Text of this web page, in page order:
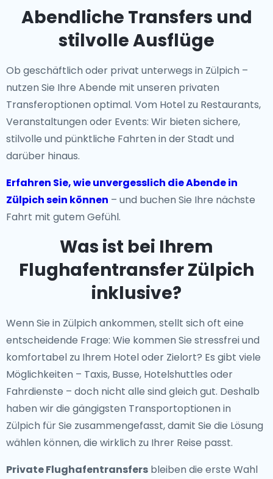
Abendliche Transfers und
stilvolle Ausflüge
Ob geschäftlich oder privat unterwegs in Zülpich –
nutzen Sie Ihre Abende mit unseren privaten
Transferoptionen optimal. Vom Hotel zu Restaurants,
Veranstaltungen oder Events: Wir bieten sichere,
stilvolle und pünktliche Fahrten in der Stadt und
darüber hinaus.
Erfahren Sie, wie unvergesslich die Abende in
Zülpich sein können – und buchen Sie Ihre nächste
Fahrt mit gutem Gefühl.
Was ist bei Ihrem
Flughafentransfer Zülpich
inklusive?
Wenn Sie in Zülpich ankommen, stellt sich oft eine
entscheidende Frage: Wie kommen Sie stressfrei und
komfortabel zu Ihrem Hotel oder Zielort? Es gibt viele
Möglichkeiten – Taxis, Busse, Hotelshuttles oder
Fahrdienste – doch nicht alle sind gleich gut. Deshalb
haben wir die gängigsten Transportoptionen in
Zülpich für Sie zusammengefasst, damit Sie die Lösung
wählen können, die wirklich zu Ihrer Reise passt.
Private Flughafentransfers bleiben die erste Wahl